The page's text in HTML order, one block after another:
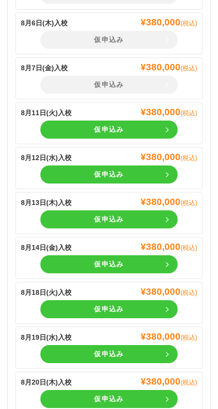
8月6日(木)入校 ¥380,000(税込)
仮申込み
8月7日(金)入校 ¥380,000(税込)
仮申込み
8月11日(火)入校 ¥380,000(税込)
仮申込み
8月12日(水)入校 ¥380,000(税込)
仮申込み
8月13日(木)入校 ¥380,000(税込)
仮申込み
8月14日(金)入校 ¥380,000(税込)
仮申込み
8月18日(火)入校 ¥380,000(税込)
仮申込み
8月19日(水)入校 ¥380,000(税込)
仮申込み
8月20日(木)入校 ¥380,000(税込)
仮申込み